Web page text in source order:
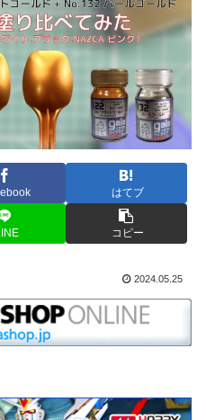
はてブ
コピー
2024.05.25